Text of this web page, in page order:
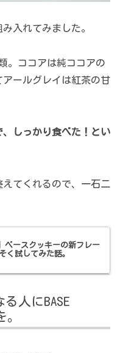
入れてみました。
。ココアは純ココアの
ールグレイは紅茶の甘
しっかり食べた！とい
てくれるので、一石二
ベースクッキーの新フレー
く試してみた話。
人にBASE